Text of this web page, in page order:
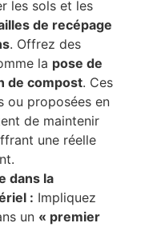
les sols et les
de recépage
. Offrez des
la pose de
de compost. Ces
ou proposées en
de maintenir
une réelle
dans la
: Impliquez
un « premier